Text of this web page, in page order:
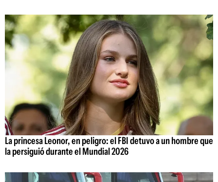
La princesa Leonor, en peligro: el FBI detuvo a un hombre que
la persiguió durante el Mundial 2026